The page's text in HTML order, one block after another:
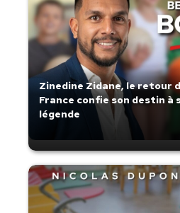
Zinedine Zidane, le retour
France confie son destin à
légende